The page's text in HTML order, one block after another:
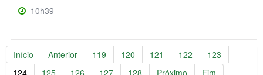
10h39
Início Anterior 119 120 121 122
123
124
125 126 127 128 Próximo
Fim